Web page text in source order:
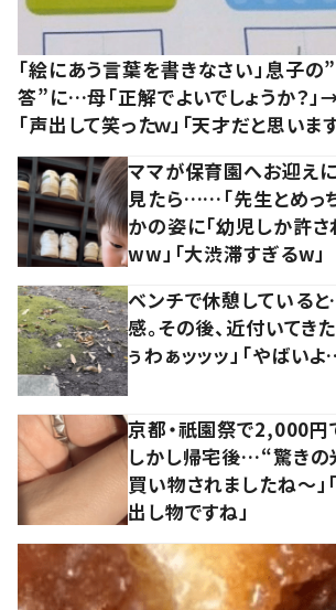
「絵にあう言葉を書きなさい」息子の
答”に…母「正解でよいでしょうか？
「声出して笑ったｗ」「天才だと思います
ママが保育園へお迎え
見たら……「先生とめっ
かの姿に「幼児しか許
ww」「大渋滞すぎるw」
ベンチで休憩している
感。その後、近付いてき
ぅわぁッッッ」「やばいよ
京都・祇園祭で2,000
しかし帰宅後…“驚きの
買い物されましたね～」
出し物ですね」